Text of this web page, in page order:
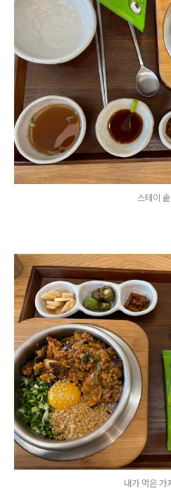
스테이
내가 먹은 가